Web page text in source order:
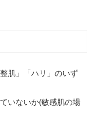
肌」「ハリ」のいず
いないか(敏感肌の場